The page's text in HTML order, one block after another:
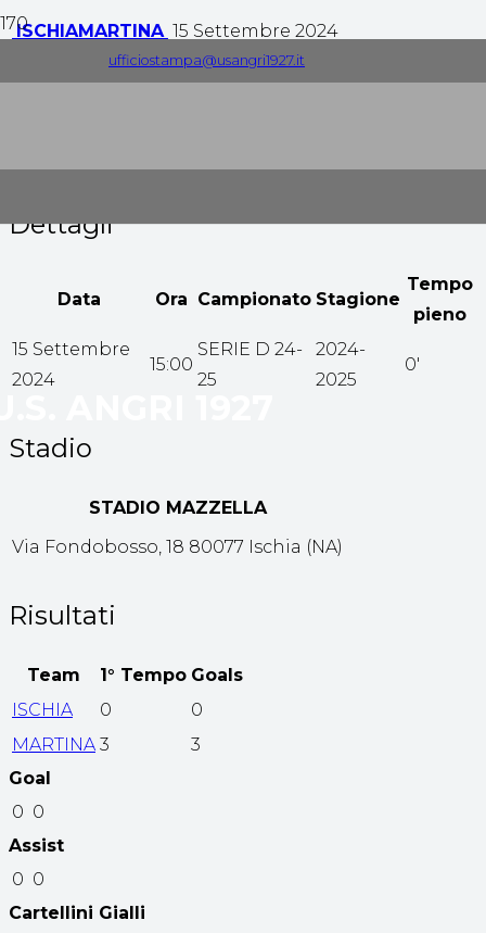
ufficiostampa@usangri1927.it
ISCHIAMARTINA 15 Settembre 2024
Dettagli
Data Ora Campionato Stagione
Tempo
pieno
15 Settembre
2024
15:00
SERIE D 24-
25
2024-
2025
0'
Stadio
STADIO MAZZELLA
Via Fondobosso, 18 80077 Ischia (NA)
Risultati
Team 1° Tempo Goals
ISCHIA
0
0
MARTINA 3
3
Goal
0 0
Assist
0 0
Cartellini Gialli